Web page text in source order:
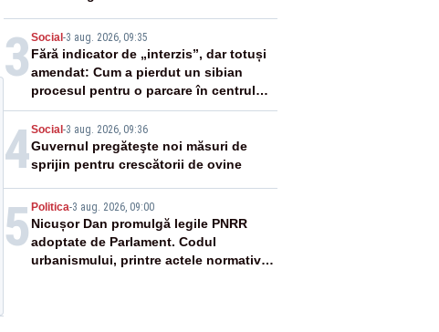
3 Social-3 aug. 2026, 09:35
Fără indicator de „interzis”, dar totuși
amendat: Cum a pierdut un sibian
procesul pentru o parcare în centrul
orașului
4Social-3 aug. 2026, 09:36
Guvernul pregăteşte noi măsuri de
sprijin pentru crescătorii de ovine
5 Politica-3 aug. 2026, 09:00
Nicușor Dan promulgă legile PNRR
adoptate de Parlament. Codul
urbanismului, printre actele normative